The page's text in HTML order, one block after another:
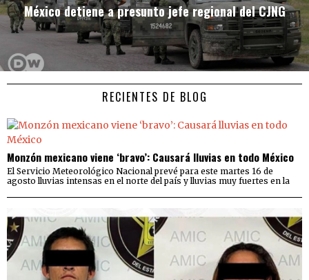
México detiene a presunto jefe regional del CJNG
RECIENTES DE BLOG
Monzón mexicano viene ‘bravo’: Causará lluvias en todo México
El Servicio Meteorológico Nacional prevé para este martes 16 de
agosto lluvias intensas en el norte del país y lluvias muy fuertes en la